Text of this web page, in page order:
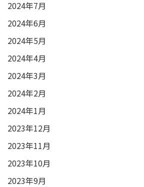
2024年7月
2024年6月
2024年5月
2024年4月
2024年3月
2024年2月
2024年1月
2023年12月
2023年11月
2023年10月
2023年9月